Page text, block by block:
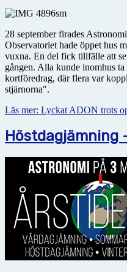
28 september firades
Observatoriet hade öppet hus
vuxna. En del fick tillfälle att
gången. Alla kunde inomhus ta
kortföredrag, där flera var
stjärnorna".
Läs mer: Lyckat ADON trots
Höstdagjämning